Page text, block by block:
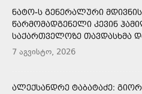
ᲜᲐᲢᲝ-Ს ᲒᲔᲜᲔᲠᲐᲚᲣᲠᲘ
ᲬᲐᲠᲛᲝᲛᲐᲓᲒᲔᲜᲔᲚᲘ ᲙᲔᲕᲘᲜ
ᲡᲐᲥᲐᲠᲗᲕᲔᲚᲝᲖᲔ ᲗᲐᲕᲓᲐᲡᲮᲛᲐ
7 აგვისტო, 2026
ᲐᲚᲔᲥᲡᲐᲜᲓᲠᲔ ᲢᲐᲑᲐᲢᲐᲫᲔ: